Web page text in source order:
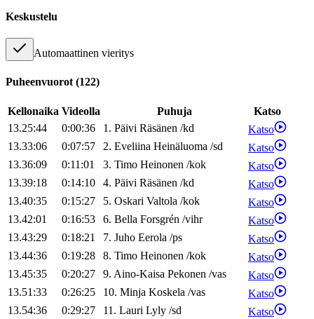
Keskustelu
Automaattinen vieritys
Puheenvuorot (122)
Kellonaika Videolla Puhuja
Katso
13.25:44
0:00:36 1. Päivi Räsänen /kd
Katso
13.33:06
0:07:57 2. Eveliina Heinäluoma /sd
Katso
13.36:09
0:11:01 3. Timo Heinonen /kok
Katso
13.39:18
0:14:10 4. Päivi Räsänen /kd
Katso
13.40:35
0:15:27 5. Oskari Valtola /kok
Katso
13.42:01
0:16:53 6. Bella Forsgrén /vihr
Katso
13.43:29
0:18:21 7. Juho Eerola /ps
Katso
13.44:36
0:19:28 8. Timo Heinonen /kok
Katso
13.45:35
0:20:27 9. Aino-Kaisa Pekonen /vas
Katso
13.51:33
0:26:25 10. Minja Koskela /vas
Katso
13.54:36
0:29:27 11. Lauri Lyly /sd
Katso